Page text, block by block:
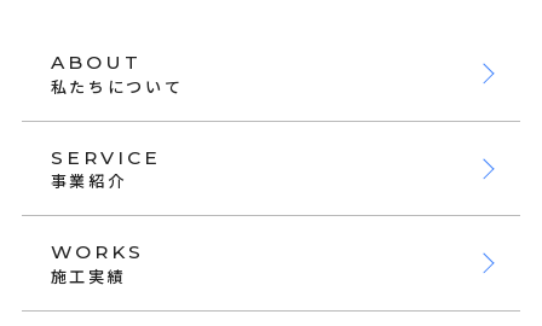
ABOUT
私たちについて
SERVICE
事業紹介
WORKS
施工実績